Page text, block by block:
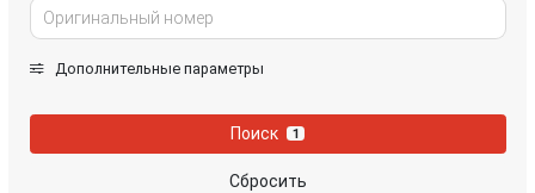
Дополнительные параметры
Поиск 1
Сбросить